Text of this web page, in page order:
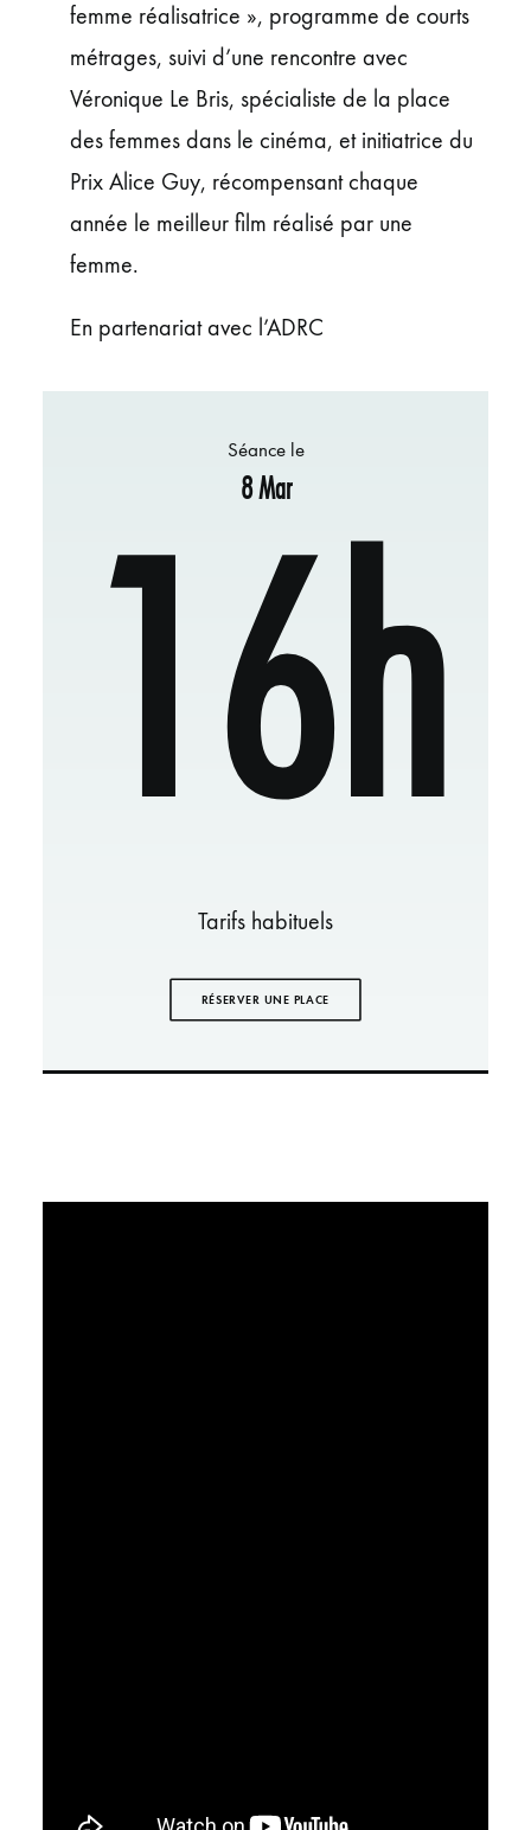
femme réalisatrice », programme de courts
métrages, suivi d’une rencontre avec
Véronique Le Bris, spécialiste de la place
des femmes dans le cinéma, et initiatrice du
Prix Alice Guy, récompensant chaque
année le meilleur film réalisé par une
femme.
En partenariat avec l’ADRC
Séance le
8 Mar
16h
Tarifs habituels
RÉSERVER UNE PLACE